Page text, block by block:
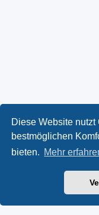
Diese Website
bestmöglichen
bieten. Mehr